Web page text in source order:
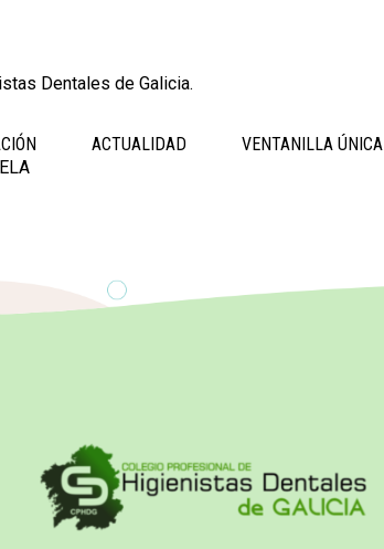
ACTUALIDAD VENTANILLA ÚNICA
Dentales de Galicia.